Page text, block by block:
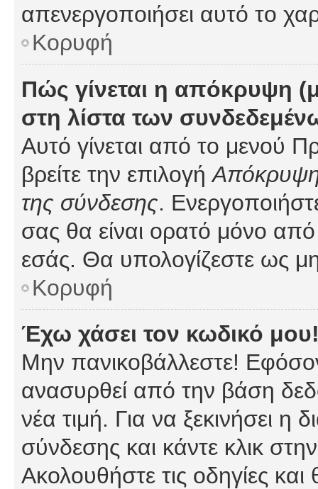
απενεργοποιήσει αυτό το
Κορυφή
Πώς γίνεται η απόκρυψη
στη λίστα των
Αυτό γίνεται από το μενού
βρείτε την επιλογήΑπόκρυψη
της σύνδεσης.
σας θα είναι ορατό μόνο από
εσάς. Θα υπολογίζεστε ως
Κορυφή
Έχω χάσει τον κωδικό
Μην πανικοβάλλεστε!
ανασυρθεί από την βάση
νέα τιμή. Για να ξεκινήσει η
σύνδεσης και κάντε κλικ
Ακολουθήστε τις οδηγίες